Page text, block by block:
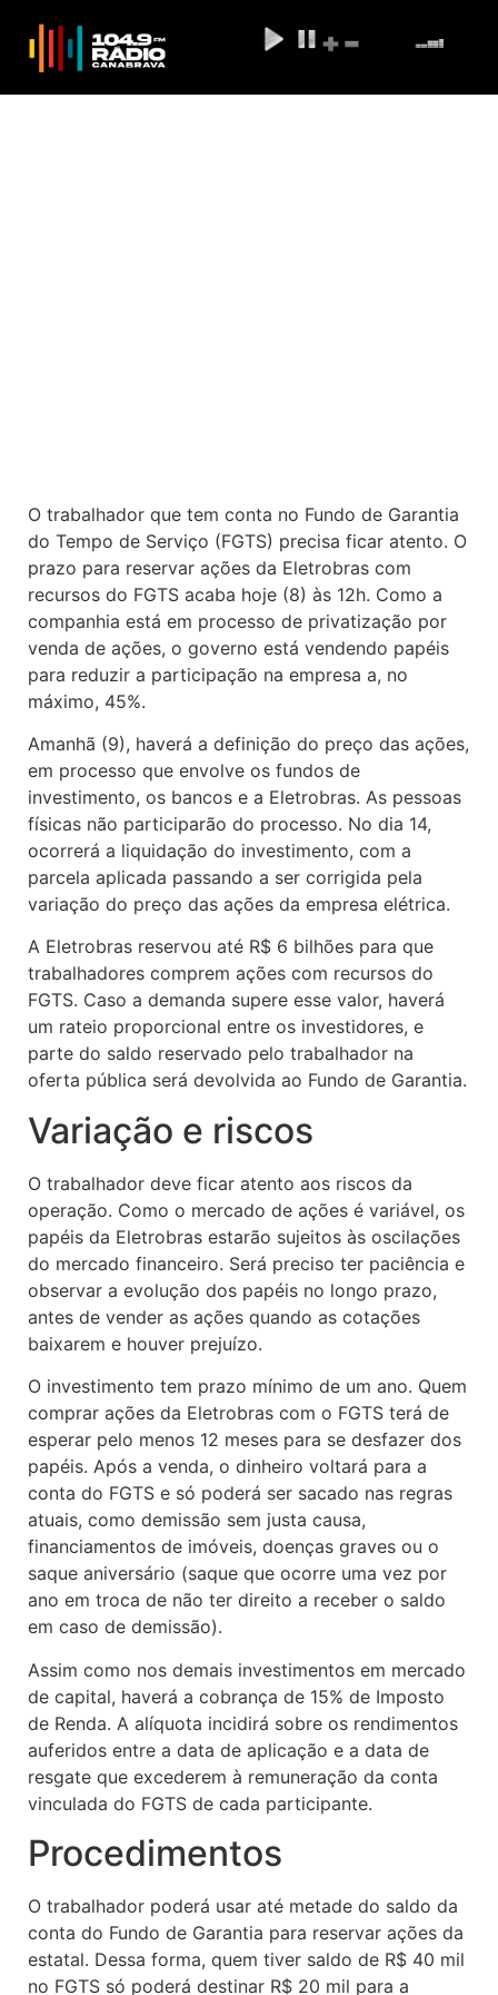
O trabalhador que tem conta no Fundo de Garantia
do Tempo de Serviço (FGTS) precisa ficar atento. O
prazo para reservar ações da Eletrobras com
recursos do FGTS acaba hoje (8) às 12h. Como a
companhia está em processo de privatização por
venda de ações, o governo está vendendo papéis
para reduzir a participação na empresa a, no
máximo, 45%.
Amanhã (9), haverá a definição do preço das ações,
em processo que envolve os fundos de
investimento, os bancos e a Eletrobras. As pessoas
físicas não participarão do processo. No dia 14,
ocorrerá a liquidação do investimento, com a
parcela aplicada passando a ser corrigida pela
variação do preço das ações da empresa elétrica.
A Eletrobras reservou até R$ 6 bilhões para que
trabalhadores comprem ações com recursos do
FGTS. Caso a demanda supere esse valor, haverá
um rateio proporcional entre os investidores, e
parte do saldo reservado pelo trabalhador na
oferta pública será devolvida ao Fundo de Garantia.
Variação e riscos
O trabalhador deve ficar atento aos riscos da
operação. Como o mercado de ações é variável, os
papéis da Eletrobras estarão sujeitos às oscilações
do mercado financeiro. Será preciso ter paciência e
observar a evolução dos papéis no longo prazo,
antes de vender as ações quando as cotações
baixarem e houver prejuízo.
O investimento tem prazo mínimo de um ano. Quem
comprar ações da Eletrobras com o FGTS terá de
esperar pelo menos 12 meses para se desfazer dos
papéis. Após a venda, o dinheiro voltará para a
conta do FGTS e só poderá ser sacado nas regras
atuais, como demissão sem justa causa,
financiamentos de imóveis, doenças graves ou o
saque aniversário (saque que ocorre uma vez por
ano em troca de não ter direito a receber o saldo
em caso de demissão).
Assim como nos demais investimentos em mercado
de capital, haverá a cobrança de 15% de Imposto
de Renda. A alíquota incidirá sobre os rendimentos
auferidos entre a data de aplicação e a data de
resgate que excederem à remuneração da conta
vinculada do FGTS de cada participante.
Procedimentos
O trabalhador poderá usar até metade do saldo da
conta do Fundo de Garantia para reservar ações da
estatal. Dessa forma, quem tiver saldo de R$ 40 mil
no FGTS só poderá destinar R$ 20 mil para a